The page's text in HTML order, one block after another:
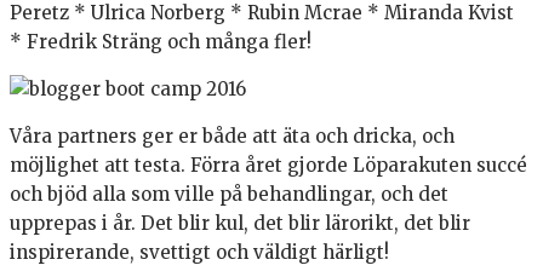
Peretz * Ulrica Norberg * Rubin Mcrae * Miranda Kvist
* Fredrik Sträng och många fler!
Våra partners ger er både att äta och dricka, och
möjlighet att testa. Förra året gjorde Löparakuten succé
och bjöd alla som ville på behandlingar, och det
upprepas i år. Det blir kul, det blir lärorikt, det blir
inspirerande, svettigt och väldigt härligt!